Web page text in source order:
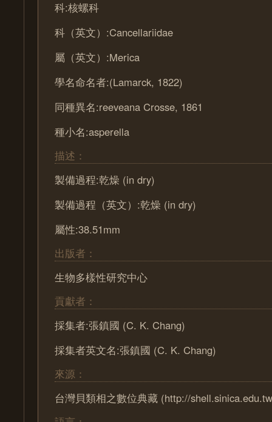
科:核螺科
科（英文）:Cancellariidae
屬（英文）:Merica
學名命名者:(Lamarck, 1822)
同種異名:reeveana Crosse, 1861
種小名:asperella
描述：
製備過程:乾燥 (in dry)
製備過程（英文）:乾燥 (in dry)
屬性:38.51mm
出版者：
生物多樣性研究中心
貢獻者：
採集者:張鎮國 (C. K. Chang)
採集者英文名:張鎮國 (C. K. Chang)
來源：
台灣貝類相之數位典藏 (http://